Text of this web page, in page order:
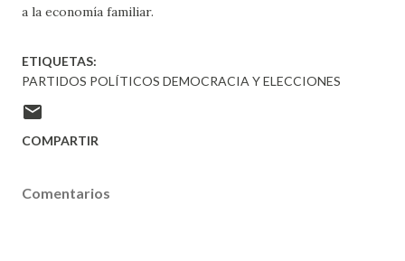
a la economía familiar.
ETIQUETAS:
PARTIDOS POLÍTICOS DEMOCRACIA Y ELECCIONES
COMPARTIR
Comentarios